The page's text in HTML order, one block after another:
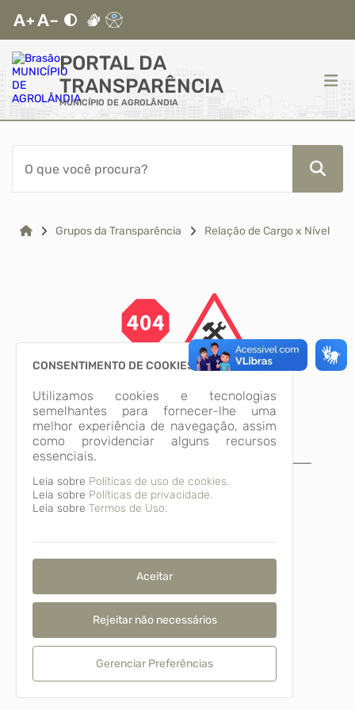
PORTAL DA
TRANSPARÊNCIA
MUNICÍPIO DE AGROLÂNDIA
ACESSO RÁPIDO
Acessibilidade
CidadãoGrupos da Transparência Relação de Cargo x Nível
A página não foi
encontrada!
Voltar para o início
CONSENTIMENTO DE COOKIES
Utilizamos cookies e tecnologias
semelhantes para fornecer-lhe uma
melhor experiência de navegação, assim
como providenciar alguns recursos
essenciais.
Leia sobre Políticas de uso de cookies.
Leia sobre Políticas de privacidade.
Leia sobre Termos de Uso.
Aceitar
Rejeitar não necessários
Gerenciar Preferências